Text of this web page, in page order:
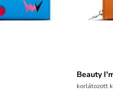
Beauty
korlátozott